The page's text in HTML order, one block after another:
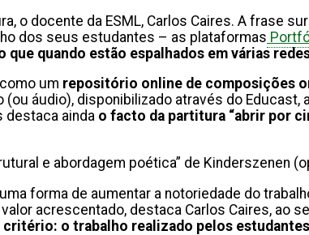
o docente da ESML, Carlos Caires. A frase
dos seus estudantes – as plataformas
quando estão espalhados em várias
um repositório online de composições
áudio), disponibilizado através do
destaca ainda o facto da partitura “abrir por
e abordagem poética” de Kinderszenen
forma de aumentar a notoriedade do
acrescentado, destaca Carlos Caires, ao
o trabalho realizado pelos